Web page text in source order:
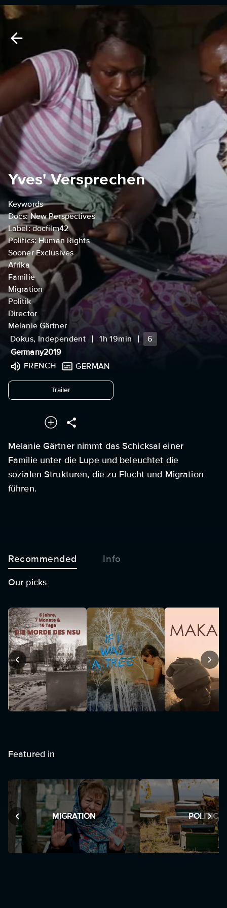
Yves' Versprechen
Keywords
Docs: New Perspectives
Label: docfilm42
Politics: Human Rights
Sooner Exclusives
Afrika
Familie
Migration
Politik
Director
Melanie Gärtner
Dokus, Independent
1h 19min
6
Germany2019
FRENCH
GERMAN
Trailerundefined
Melanie Gärtner nimmt das Schicksal einer
Familie unter die Lupe und beleuchtet die
sozialen Strukturen, die zu Flucht und Migration
führen.
Recommended Info
Our picks
Featured in
MIGRATION POLITICS